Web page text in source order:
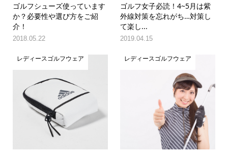
ゴルフシューズ使っています
か？必要性や選び方をご紹
介！
2018.05.22
ゴルフ女子必読！4~5月は紫
外線対策を忘れがち…対策し
て楽し...
2019.04.15
レディースゴルフウェア レディースゴルフウェア